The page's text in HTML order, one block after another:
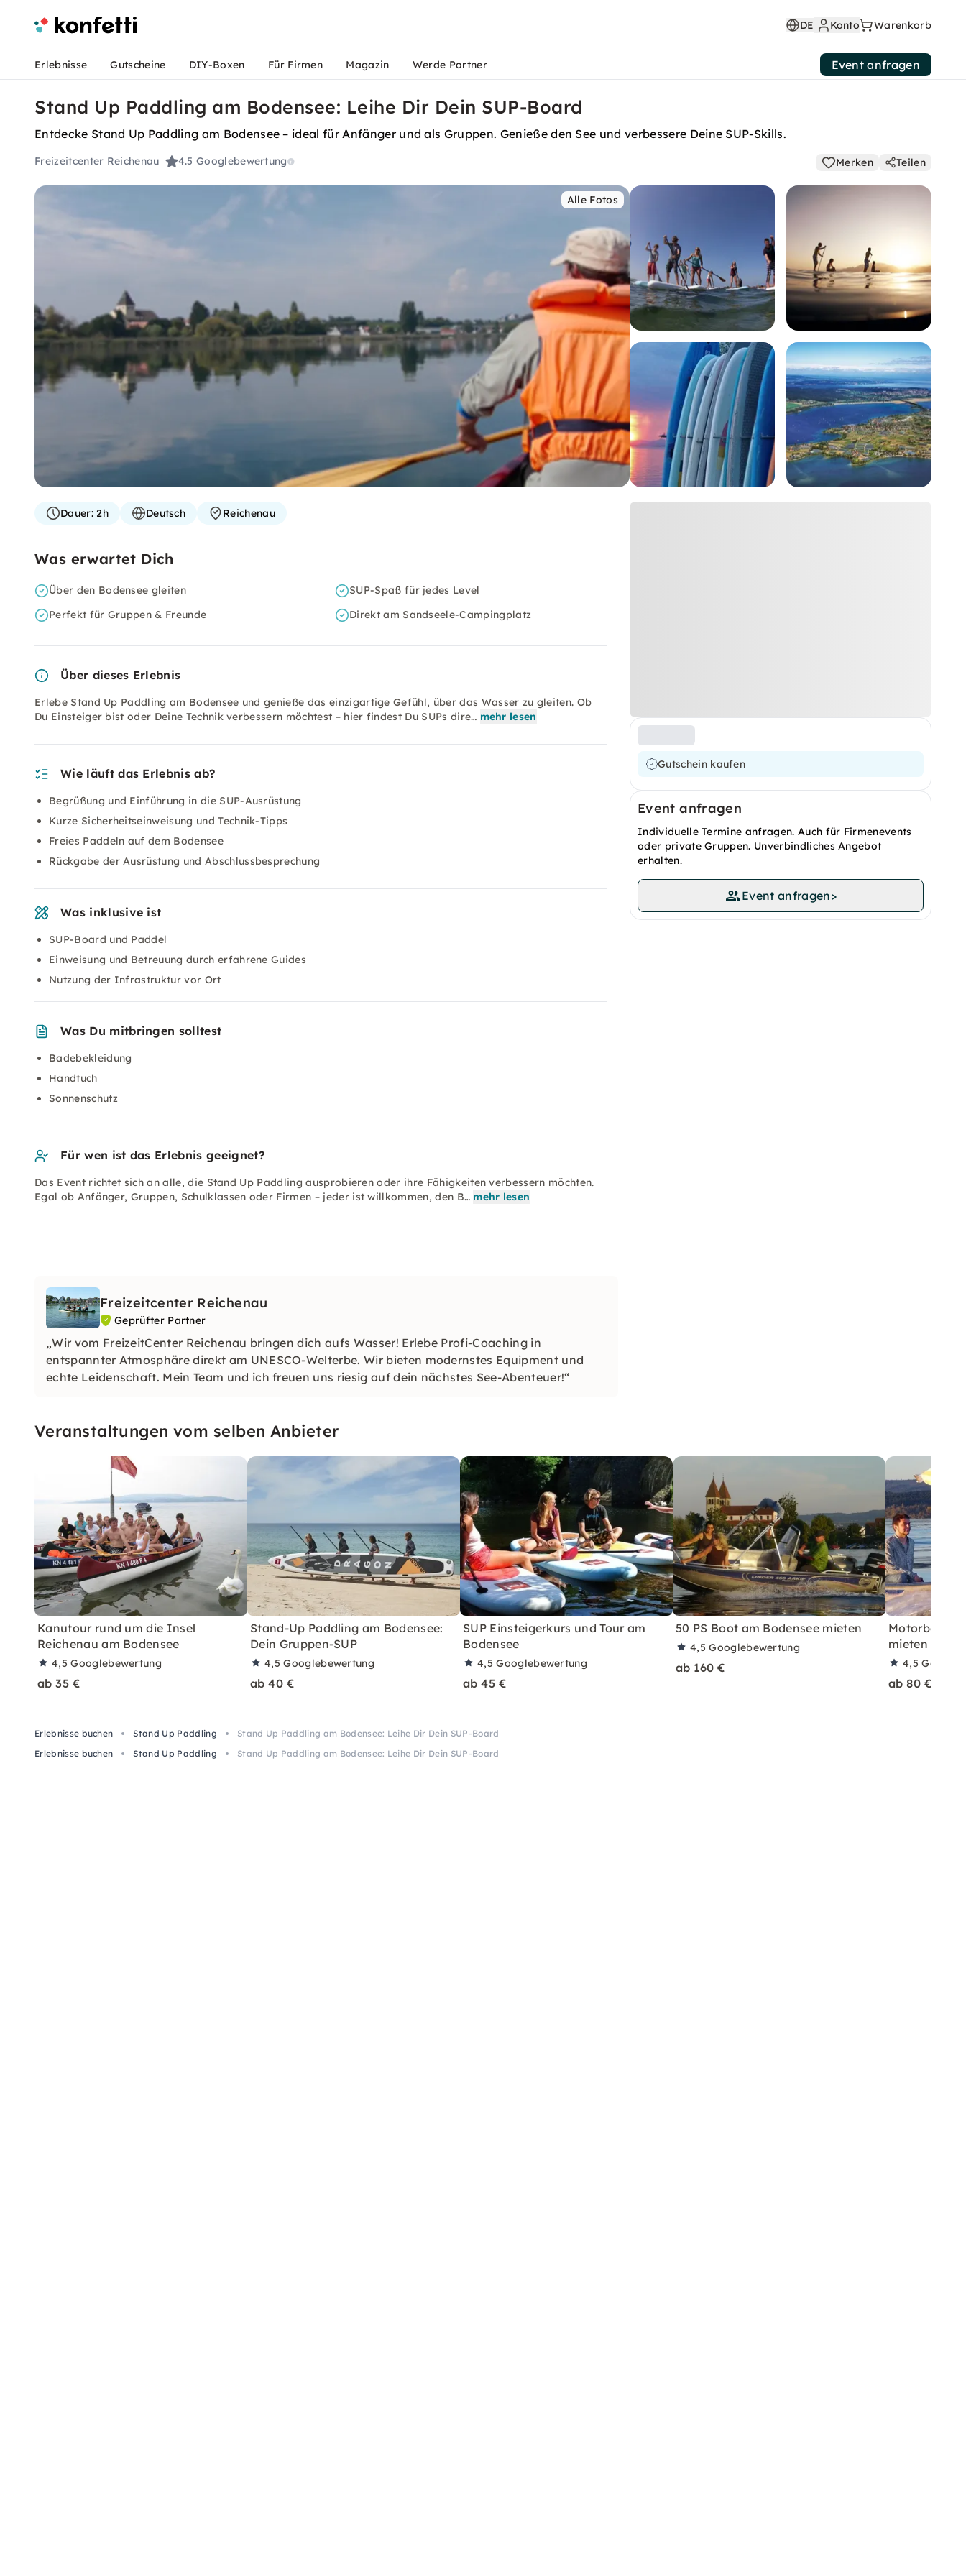
DE Konto Warenkorb
Erlebnisse Gutscheine DIY-Boxen Für Firmen Magazin Werde Partner Event anfragen
Stand Up Paddling am Bodensee: Leihe Dir Dein SUP-Board
Entdecke Stand Up Paddling am Bodensee – ideal für Anfänger und als Gruppen. Genieße den See und verbessere Deine SUP-Skills.
Freizeitcenter Reichenau 4.5 Googlebewertung Merken Teilen
Alle Fotos
Gutschein kaufen
Event anfragen
Individuelle Termine anfragen. Auch für Firmenevents
oder private Gruppen. Unverbindliches Angebot
erhalten.
Event anfragen>
Dauer:2h Deutsch Reichenau
Was erwartet Dich
Über den Bodensee gleiten
SUP-Spaß für jedes Level
Perfekt für Gruppen & Freunde
Direkt am Sandseele-Campingplatz
Über dieses Erlebnis
Erlebe Stand Up Paddling am Bodensee und genieße das einzigartige Gefühl, über das Wasser zu gleiten. Ob
Du Einsteiger bist oder Deine Technik verbessern möchtest – hier findest Du SUPs dire… mehr lesen
Wie läuft das Erlebnis ab?
Begrüßung und Einführung in die SUP-Ausrüstung
Kurze Sicherheitseinweisung und Technik-Tipps
Freies Paddeln auf dem Bodensee
Rückgabe der Ausrüstung und Abschlussbesprechung
Was inklusive ist
SUP-Board und Paddel
Einweisung und Betreuung durch erfahrene Guides
Nutzung der Infrastruktur vor Ort
Was Du mitbringen solltest
Badebekleidung
Handtuch
Sonnenschutz
Für wen ist das Erlebnis geeignet?
Das Event richtet sich an alle, die Stand Up Paddling ausprobieren oder ihre Fähigkeiten verbessern möchten.
Egal ob Anfänger, Gruppen, Schulklassen oder Firmen – jeder ist willkommen, den B… mehr lesen
Freizeitcenter Reichenau
Geprüfter Partner
„Wir vom FreizeitCenter Reichenau bringen dich aufs Wasser! Erlebe Profi-Coaching in
entspannter Atmosphäre direkt am UNESCO-Welterbe. Wir bieten modernstes Equipment und
echte Leidenschaft. Mein Team und ich freuen uns riesig auf dein nächstes See-Abenteuer!“
Veranstaltungen vom selben Anbieter
Kanutour rund um die Insel
Reichenau am Bodensee
4,5Googlebewertung
ab 35 €
Stand-Up Paddling am Bodensee:
Dein Gruppen-SUP
4,5Googlebewertung
ab 40 €
SUP Einsteigerkurs und Tour am
Bodensee
4,5Googlebewertung
ab 45 €
50 PS Boot am Bodensee mieten
4,5Googlebewertung
ab 160 €
Motorboot 2
mieten –
4,5
ab 80 €
Erlebnisse buchen Stand Up Paddling
Stand Up Paddling am Bodensee: Leihe Dir Dein SUP-Board
Erlebnisse buchen
Stand Up Paddling Stand Up Paddling am Bodensee: Leihe Dir Dein SUP-Board